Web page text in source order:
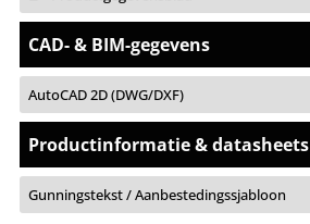
CAD- & BIM-gegevens
AutoCAD 2D (DWG/DXF)
Productinformatie & datasheets
Gunningstekst / Aanbestedingssjabloon